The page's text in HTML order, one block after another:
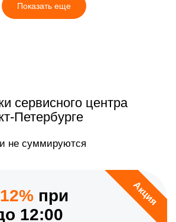
Показать еще
сервисного центра
Петербурге
не суммируются
Акция
при
12:00